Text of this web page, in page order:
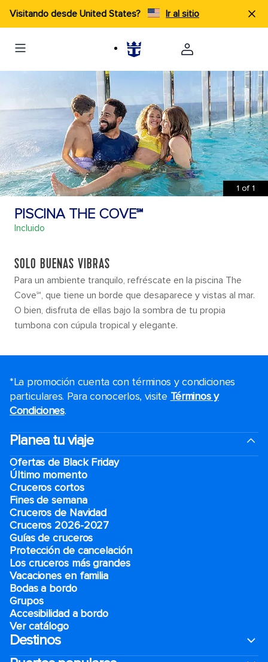
Visitando desde United States? Ir al sitio
1 of 1
PISCINA THE COVE℠
Incluido
SOLO BUENAS VIBRAS
Para un ambiente tranquilo, refréscate en la piscina The
Cove℠, que tiene un borde que desaparece y vistas al mar.
O bien, disfruta de ellas bajo la sombra de tu propia
tumbona con cúpula tropical y elegante.
*La promoción cuenta con términos y condiciones
particulares. Para conocerlos, visite Términos y
Condiciones.
Planea tu viaje
Ofertas de Black Friday
Último momento
Cruceros cortos
Fines de semana
Cruceros de Navidad
Cruceros 2026-2027
Guías de cruceros
Protección de cancelación
Los cruceros más grandes
Vacaciones en familia
Bodas a bordo
Grupos
Accesibilidad a bordo
Ver catálogo
Destinos